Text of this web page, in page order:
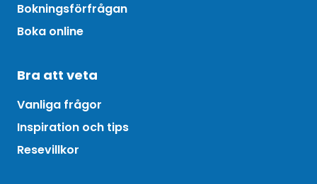
Bokningsförfrågan
Boka online
Bra att veta
Vanliga frågor
Inspiration och tips
Resevillkor